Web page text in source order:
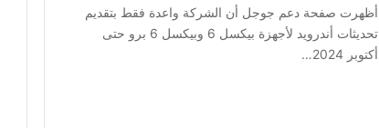
أظهرت صفحة دعم جوجل أن الشركة واعدة فقط بتقديم
تحديثات أندرويد لأجهزة بيكسل 6 وبيكسل 6 برو حتى
أكتوبر 2024…